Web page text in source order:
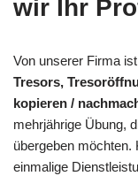
wir Ihr
Von unserer Firma ist
Tresors,
kopieren /
mehrjährige Übung,
übergeben möchten.
einmalige